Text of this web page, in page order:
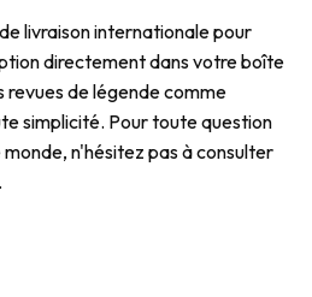
livraison internationale pour
directement dans votre boîte
revues de légende comme
simplicité. Pour toute question
n'hésitez pas à consulter
.